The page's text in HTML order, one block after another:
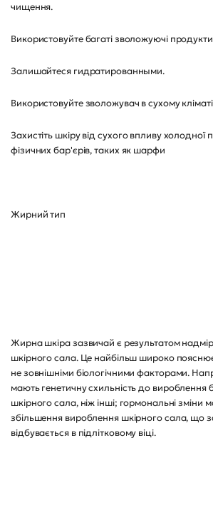
чищення.
Використовуйте багаті зволожуючі продукти
Залишайтеся гидратированными.
Використовуйте зволожувач в сухому
Захистіть шкіру від сухого впливу
фізичних бар'єрів, таких як шарфи
Жирний тип
Жирна шкіра зазвичай є результатом
шкірного сала. Це найбільш широко
не зовнішніми біологічними факторами.
мають генетичну схильність до вироблення
шкірного сала, ніж інші; гормональні зміни
збільшення вироблення шкірного сала, що
відбувається в підлітковому віці.